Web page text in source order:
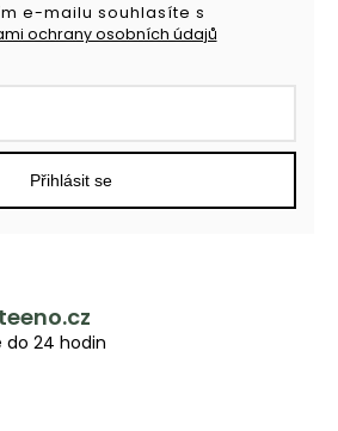
24 hodin
e-mailu souhlasíte s
ochrany osobních údajů
Přihlásit se